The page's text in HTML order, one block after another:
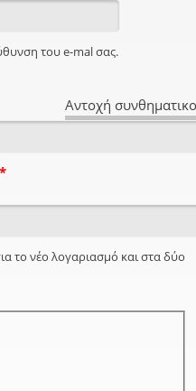
του e-mal σας.
Αντοχή
*
το νέο λογαριασμό και στα δύο